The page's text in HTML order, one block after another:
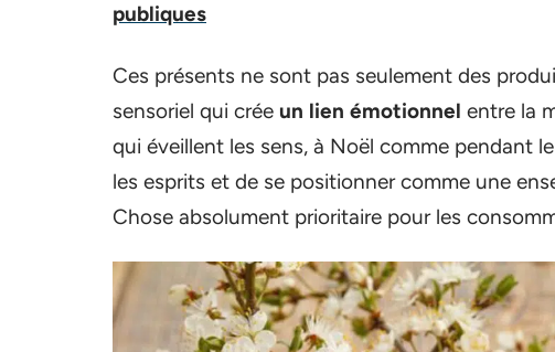
publiques
Ces présents ne sont pas seulement des
sensoriel qui crée un lien émotionnel entre la
qui éveillent les sens, à Noël comme pendant le
les esprits et de se positionner comme une
Chose absolument prioritaire pour les